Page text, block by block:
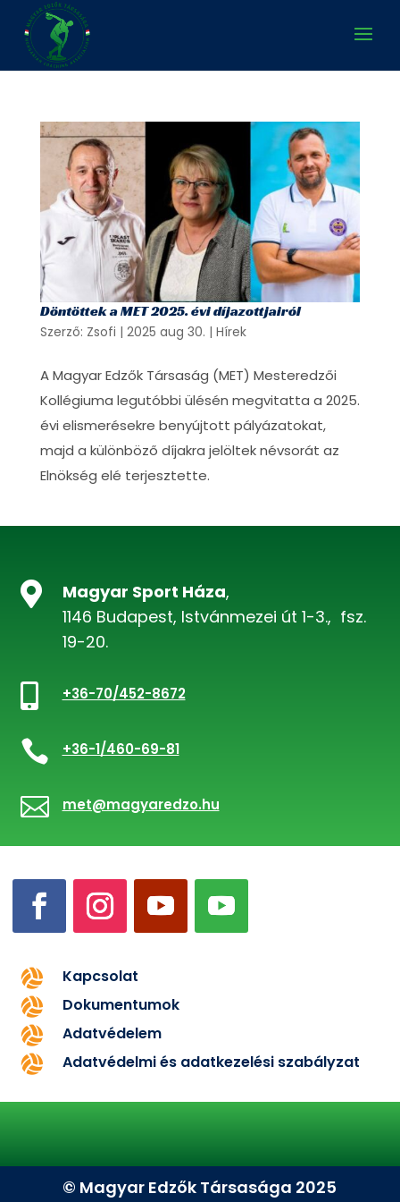
Döntöttek a MET 2025. évi díjazottjairól
Szerző: Zsofi | 2025 aug 30. | Hírek
A Magyar Edzők Társaság (MET) Mesteredzői
Kollégiuma legutóbbi ülésén megvitatta a 2025.
évi elismerésekre benyújtott pályázatokat,
majd a különböző díjakra jelöltek névsorát az
Elnökség elé terjesztette.
 Magyar Sport Háza,
1146 Budapest, Istvánmezei út 1-3., fsz.
19-20.
 +36-70/452-8672
 +36-1/460-69-81
 met@magyaredzo.hu
 Kapcsolat
 Dokumentumok
 Adatvédelem
 Adatvédelmi és adatkezelési szabályzat
© Magyar Edzők Társasága 2025